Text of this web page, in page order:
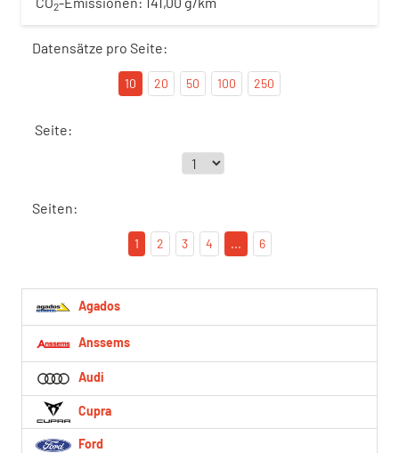
2
Datensätze pro Seite:
10 20 50 100 250
Seite:
Seiten:
1 2 3 4 ... 6
Agados
Anssems
Audi
Cupra
Ford